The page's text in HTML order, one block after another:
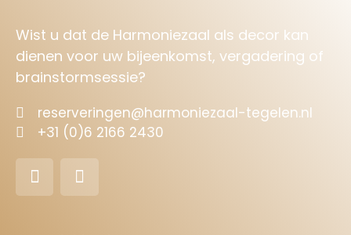
Wist u dat de Harmoniezaal als decor kan
dienen voor uw bijeenkomst, vergadering of
brainstormsessie?
reserveringen@harmoniezaal-tegelen.nl
+31 (0)6 2166 2430